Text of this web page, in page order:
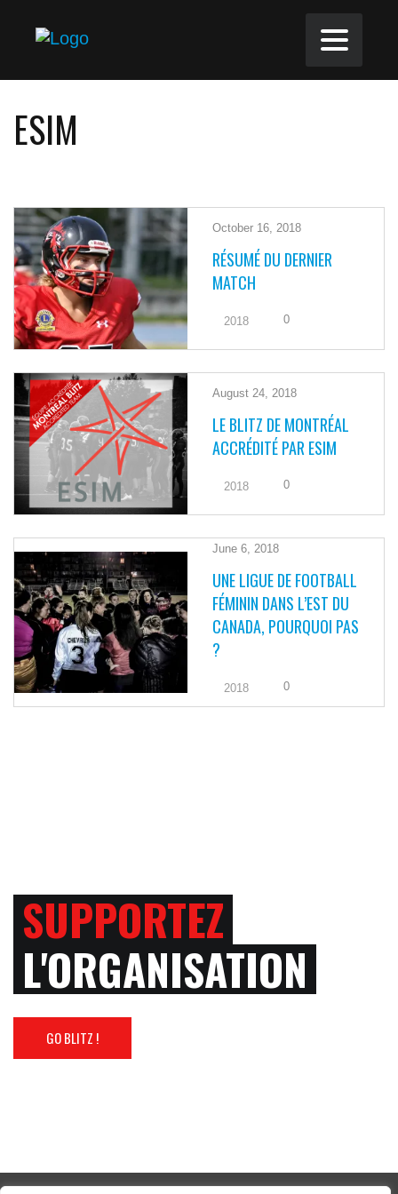
ESIM
October 16, 2018
RÉSUMÉ DU DERNIER
MATCH
2018 0
August 24, 2018
LE BLITZ DE MONTRÉAL
ACCRÉDITÉ PAR ESIM
2018 0
June 6, 2018
UNE LIGUE DE FOOTBALL
FÉMININ DANS L’EST DU
CANADA, POURQUOI PAS
?
2018 0
SUPPORTEZ
L'ORGANISATION
GO BLITZ !